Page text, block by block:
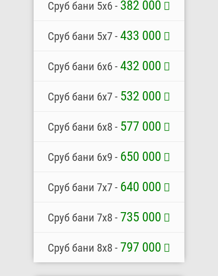
Сруб бани 5х6 - 382 000
Сруб бани 5х7 -433 000
Сруб бани 6х6 -432 000
Сруб бани 6х7 - 532 000
Сруб бани 6х8 - 577 000
Сруб бани 6x9 - 650 000
Сруб бани 7x7 - 640 000
Сруб бани 7х8 - 735 000
Сруб бани 8x8 - 797 000